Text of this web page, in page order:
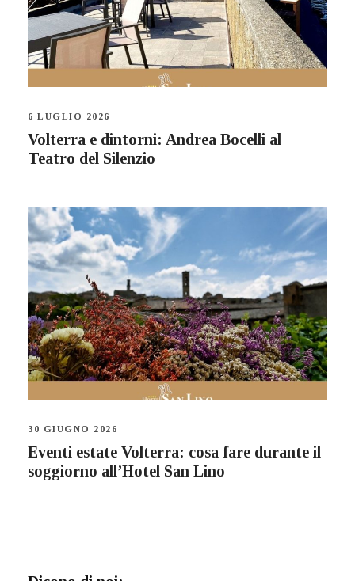
6 LUGLIO 2026
Volterra e dintorni: Andrea Bocelli al
Teatro del Silenzio
30 GIUGNO 2026
Eventi estate Volterra: cosa fare durante il
soggiorno all’Hotel San Lino